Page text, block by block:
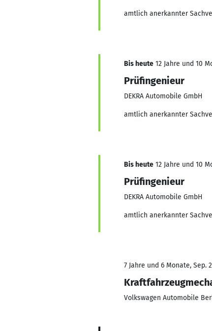
amtlich anerkannter
Bis heute 12 Jahre und 10
Prüfingenieur
DEKRA Automobile GmbH
amtlich anerkannter
Bis heute 12 Jahre und 10
Prüfingenieur
DEKRA Automobile GmbH
amtlich anerkannter
7 Jahre und 6 Monate, Sep.
Volkswagen Automobile